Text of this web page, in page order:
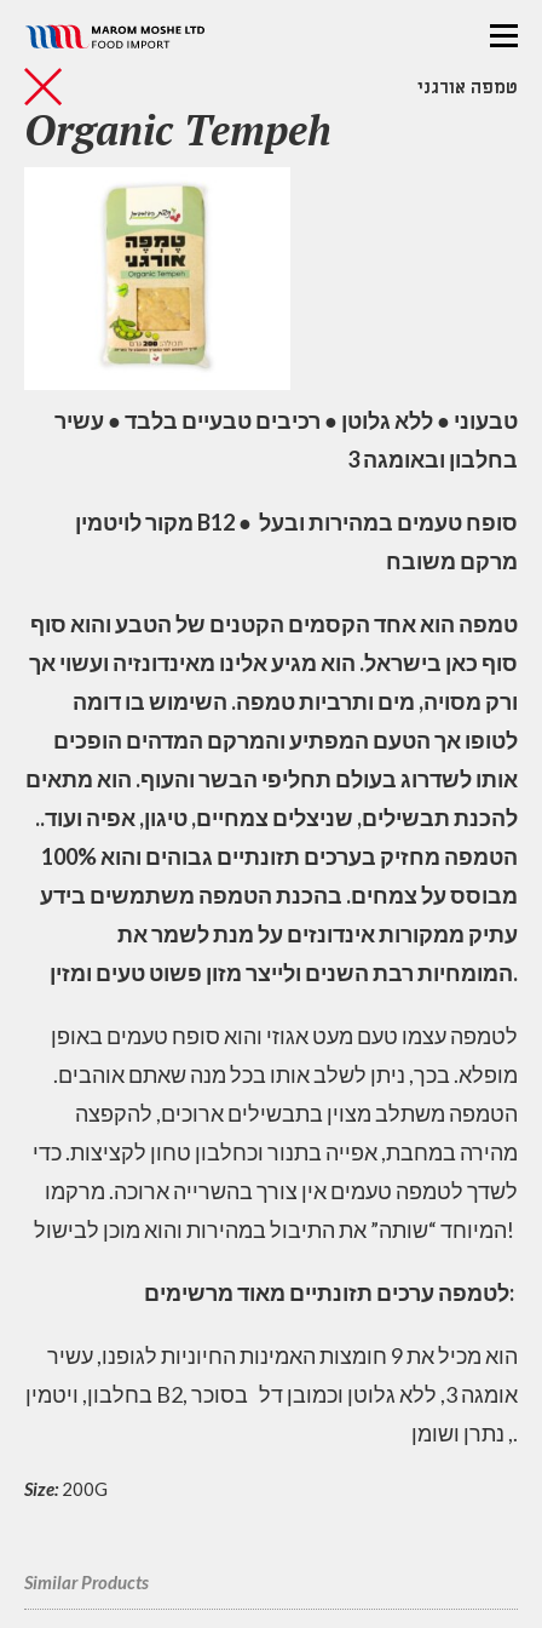
טמפה אורגני
Organic Tempeh
טבעוני ● ללא גלוטן ● רכיבים טבעיים בלבד ● עשיר
בחלבון ובאומגה 3
מקור לויטמין B12 ● סופח טעמים במהירות ובעל
מרקם משובח
טמפה הוא אחד הקסמים הקטנים של הטבע והוא סוף
סוף כאן בישראל. הוא מגיע אלינו מאינדונזיה ועשוי אך
ורק מסויה, מים ותרביות טמפה. השימוש בו דומה
לטופו אך הטעם המפתיע והמרקם המדהים הופכים
אותו לשדרוג בעולם תחליפי הבשר והעוף. הוא מתאים
להכנת תבשילים, שניצלים צמחיים, טיגון, אפיה ועוד..
הטמפה מחזיק בערכים תזונתיים גבוהים והוא 100%
מבוסס על צמחים. בהכנת הטמפה משתמשים בידע
עתיק ממקורות אינדונזים על מנת לשמר את
המומחיות רבת השנים ולייצר מזון פשוט טעים ומזין.
לטמפה עצמו טעם מעט אגוזי והוא סופח טעמים באופן
מופלא. בכך, ניתן לשלב אותו בכל מנה שאתם אוהבים.
הטמפה משתלב מצוין בתבשילים ארוכים, להקפצה
מהירה במחבת, אפייה בתנור וכחלבון טחון לקציצות. כדי
לשדך לטמפה טעמים אין צורך בהשרייה ארוכה. מרקמו
המיוחד “שותה” את התיבול במהירות והוא מוכן לבישול!
לטמפה ערכים תזונתיים מאוד מרשימים:
הוא מכיל את 9 חומצות האמינות החיוניות לגופנו, עשיר
בחלבון, ויטמין B2, אומגה 3, ללא גלוטן וכמובן דל בסוכר
, נתרן ושומן.
Size:200G
Similar Products